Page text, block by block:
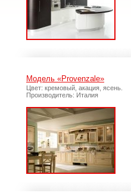
Модель «Provenzale»
Цвет: кремовый, акация, ясень.
Производитель: Италия